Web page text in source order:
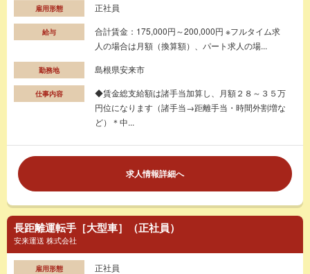
雇用形態 正社員
給与
合計賃金：175,000円～200,000円 ※フルタイム求
人の場合は月額（換算額）、パート求人の場...
勤務地 島根県安来市
仕事内容
◆賃金総支給額は諸手当加算し、月額２８～３５万
円位になります（諸手当→距離手当・時間外割増な
ど）＊中...
求人情報詳細へ
長距離運転手［大型車］（正社員）
安来運送 株式会社
雇用形態 正社員